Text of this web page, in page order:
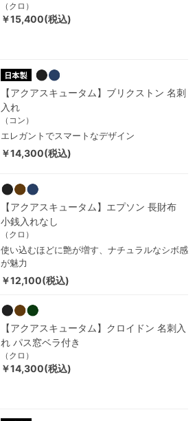
（クロ）
￥15,400(税込)
【アクアスキュータム】ブリクストン 名刺
入れ
（コン）
エレガントでスマートなデザイン
￥14,300(税込)
【アクアスキュータム】エプソン 長財布
小銭入れなし
（クロ）
使い込むほどに艶が増す、ナチュラルなシボ感
が魅力
￥12,100(税込)
【アクアスキュータム】クロイドン 名刺入
れ パス窓ベラ付き
（クロ）
￥14,300(税込)